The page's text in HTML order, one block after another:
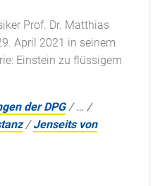
Prof. Dr. Matthias
April 2021 in seinem
Einstein zu flüssigem
der DPG /… /
/Jenseits von